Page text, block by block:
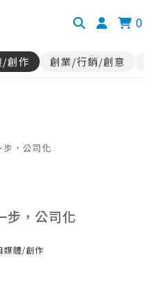
0
/創作 創業/行銷/創意
步，公司化
步，公司化
媒體/創作